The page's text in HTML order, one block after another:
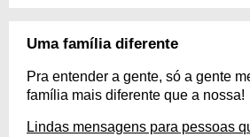
Uma família diferente
Pra entender a gente, só a gente
família mais diferente que a nossa!
Lindas mensagens para pessoas